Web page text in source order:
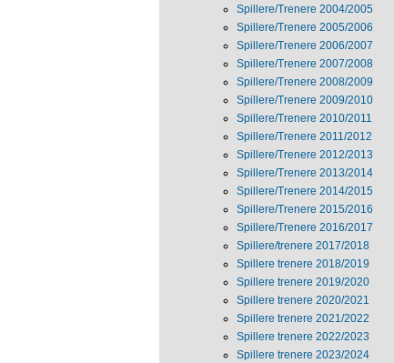
Spillere/Trenere 2004/2005
Spillere/Trenere 2005/2006
Spillere/Trenere 2006/2007
Spillere/Trenere 2007/2008
Spillere/Trenere 2008/2009
Spillere/Trenere 2009/2010
Spillere/Trenere 2010/2011
Spillere/Trenere 2011/2012
Spillere/Trenere 2012/2013
Spillere/Trenere 2013/2014
Spillere/Trenere 2014/2015
Spillere/Trenere 2015/2016
Spillere/Trenere 2016/2017
Spillere/trenere 2017/2018
Spillere trenere 2018/2019
Spillere trenere 2019/2020
Spillere trenere 2020/2021
Spillere trenere 2021/2022
Spillere trenere 2022/2023
Spillere trenere 2023/2024